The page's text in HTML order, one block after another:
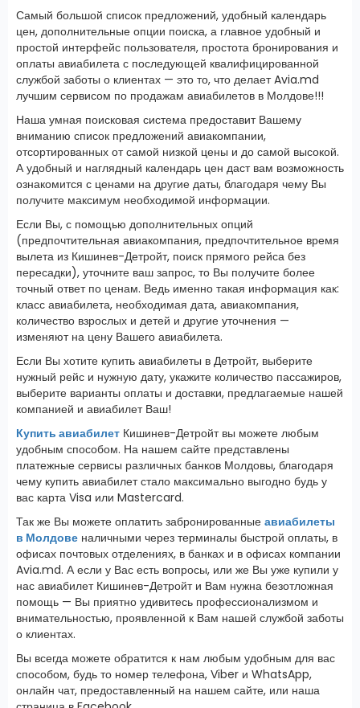
Самый большой список предложений, удобный календарь
цен, дополнительные опции поиска, а главное удобный и
простой интерфейс пользователя, простота бронирования и
оплаты авиабилета с последующей квалифицированной
службой заботы о клиентах — это то, что делает Avia.md
лучшим сервисом по продажам авиабилетов в Молдове!!!
Наша умная поисковая система предоставит Вашему
вниманию список предложений авиакомпании,
отсортированных от самой низкой цены и до самой высокой.
А удобный и наглядный календарь цен даст вам возможность
ознакомится с ценами на другие даты, благодаря чему Вы
получите максимум необходимой информации.
Если Вы, с помощью дополнительных опций
(предпочтительная авиакомпания, предпочтительное время
вылета из Кишинев-Детройт, поиск прямого рейса без
пересадки), уточните ваш запрос, то Вы получите более
точный ответ по ценам. Ведь именно такая информация как:
класс авиабилета, необходимая дата, авиакомпания,
количество взрослых и детей и другие уточнения —
изменяют на цену Вашего авиабилета.
Если Вы хотите купить авиабилеты в Детройт, выберите
нужный рейс и нужную дату, укажите количество пассажиров,
выберите варианты оплаты и доставки, предлагаемые нашей
компанией и авиабилет Ваш!
Купить авиабилет Кишинев-Детройт вы можете любым
удобным способом. На нашем сайте представлены
платежные сервисы различных банков Молдовы, благодаря
чему купить авиабилет стало максимально выгодно будь у
вас карта Visa или Mastercard.
Так же Вы можете оплатить забронированные авиабилеты
в Молдове наличными через терминалы быстрой оплаты, в
офисах почтовых отделениях, в банках и в офисах компании
Avia.md. А если у Вас есть вопросы, или же Вы уже купили у
нас авиабилет Кишинев-Детройт и Вам нужна безотложная
помощь — Вы приятно удивитесь профессионализмом и
внимательностью, проявленной к Вам нашей службой заботы
о клиентах.
Вы всегда можете обратится к нам любым удобным для вас
способом, будь то номер телефона, Viber и WhatsApp,
онлайн чат, предоставленный на нашем сайте, или наша